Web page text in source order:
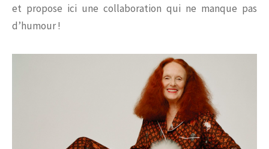
et propose ici une collaboration qui ne manque pas
d’humour !